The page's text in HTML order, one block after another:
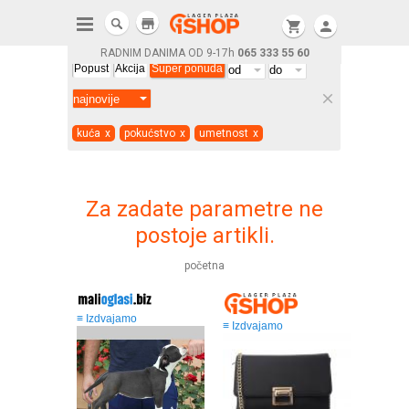
RADNIM DANIMA OD 9-17h 065 333 55 60
shopping_cart person
store
Popust Akcija Super ponuda
clear
kuća x pokućstvo x umetnost x
Za zadate parametre ne
postoje artikli.
početna